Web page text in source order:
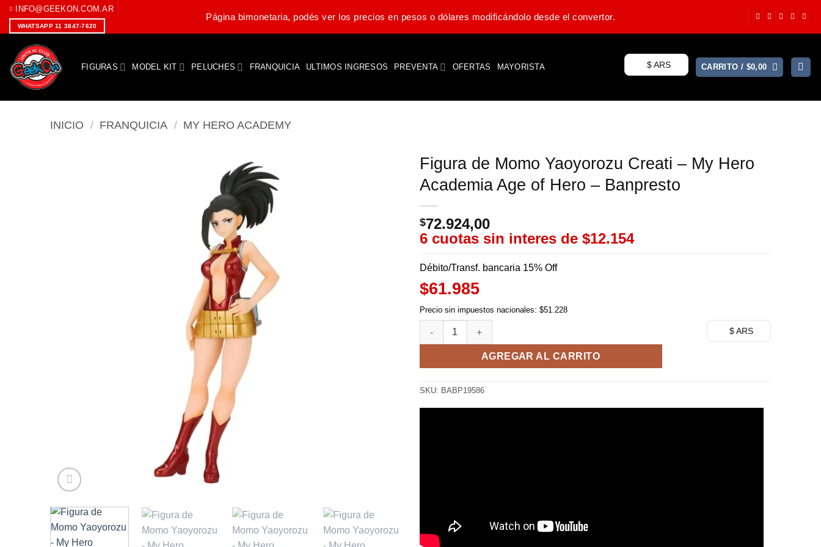
SaltarINFO@GEEKON.COM.AR
WHATSAPP 11 3847-7620
Página bimonetaria, podés ver los precios en pesos o dólares modificándolo desde el convertor.
FIGURAS MODEL KIT PELUCHES FRANQUICIA ULTIMOS INGRESOS PREVENTA OFERTAS MAYORISTA $ ARS CARRITO / $0,00
INICIO / FRANQUICIA / MY HERO ACADEMY
Figura de Momo Yaoyorozu Creati – My Hero
Academia Age of Hero – Banpresto
$72.924,00
6 cuotas sin interes de $12.154
Débito/Transf. bancaria 15% Off
$61.985
Precio sin impuestos nacionales: $51.228
$ ARS
Figura de Momo Yaoyorozu Creati - My Hero Academia Age of Hero - Banpresto cantidad
AGREGAR AL CARRITO
SKU: BABP19586